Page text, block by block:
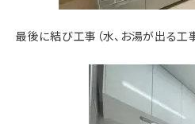
最後に結び工事（水、お湯が出る工